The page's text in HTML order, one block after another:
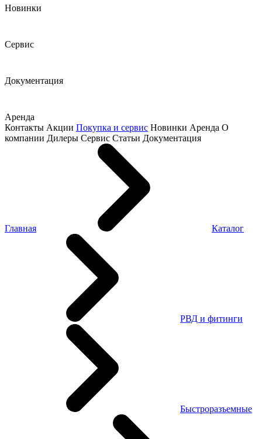
Новинки
Сервис
Документация
Аренда
Контакты Акции Покупка и сервис Новинки Аренда О
компании Дилеры Сервис Статьи Документация
Главная Каталог
РВД и фитинги
Быстроразъемные